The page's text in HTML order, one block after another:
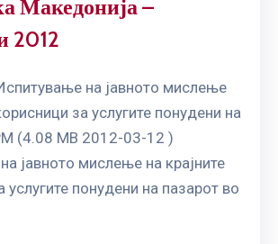
Македонија –
2012
на јавното мислење
за услугите понудени на
(4.08 MB 2012-03-12 )
јавното мислење на крајните
услугите понудени на пазарот во